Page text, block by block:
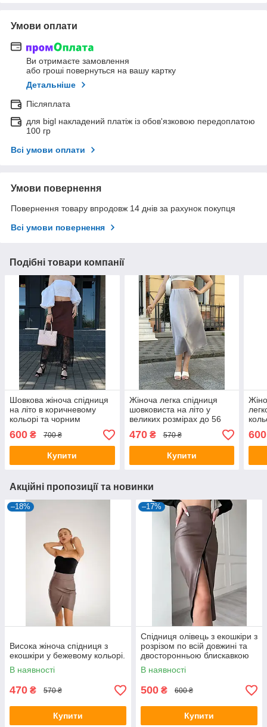
Умови оплати
Ви отримаєте замовлення
або гроші повернуться на вашу картку
Детальніше
Післяплата
для bigl накладений платіж із обов'язковою передоплатою
100 гр
Всі умови оплати
Умови повернення
Повернення товару впродовж 14 днів за рахунок покупця
Всі умови повернення
Подібні товари компанії
Шовкова жіноча спідниця
на літо в коричневому
кольорі та чорним
мереживом
600 ₴ 700 ₴
Купити
Жіноча легка спідниця
шовковиста на літо у
великих розмірах до 56
470₴ 570 ₴
Купити
600
Акційні пропозиції та новинки
–18%
Висока жіноча спідниця з
екошкіри у бежевому кольорі.
В наявності
470 ₴ 570 ₴
Купити
–17%
Спідниця олівець з екошкіри з
розрізом по всій довжині та
двосторонньою блискавкою
В наявності
500 ₴ 600 ₴
Купити